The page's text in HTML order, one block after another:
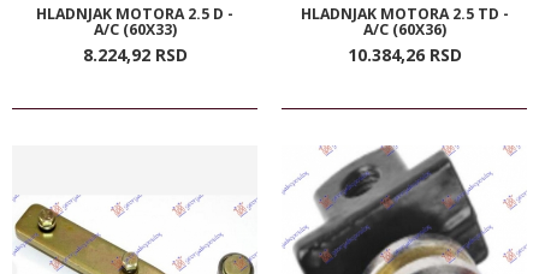
HLADNJAK MOTORA 2.5 D -
A/C (60X33)
8.224,92 RSD
HLADNJAK MOTORA 2.5 TD -
A/C (60X36)
10.384,26 RSD